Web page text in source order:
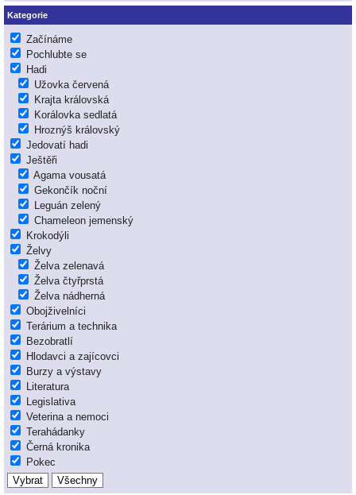
Kategorie
Začínáme
Pochlubte se
Hadi
Užovka červená
Krajta královská
Korálovka sedlatá
Hroznýš královský
Jedovatí hadi
Ještěři
Agama vousatá
Gekončík noční
Leguán zelený
Chameleon jemenský
Krokodýli
Želvy
Želva zelenavá
Želva čtyřprstá
Želva nádherná
Obojživelníci
Terárium a technika
Bezobratlí
Hlodavci a zajícovci
Burzy a výstavy
Literatura
Legislativa
Veterina a nemoci
Terahádanky
Černá kronika
Pokec